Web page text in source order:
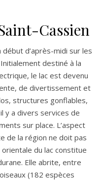
Cassien
d’après-midi sur les
destiné à la
le lac est devenu
de divertissement et
structures gonflables,
y a divers services de
sur place. L’aspect
de la région ne doit pas
du lac constitue
Elle abrite, entre
(182 espèces